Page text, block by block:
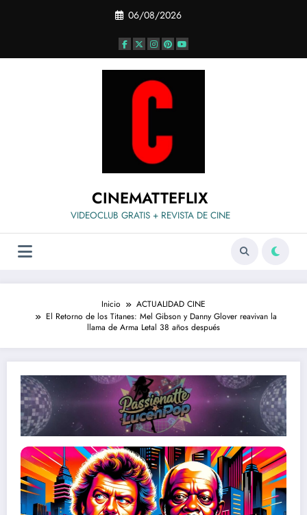
06/08/2026
CINEMATTEFLIX
VIDEOCLUB GRATIS + REVISTA DE CINE
Inicio
ACTUALIDAD CINE
El Retorno de los Titanes: Mel Gibson y Danny Glover reavivan la
llama de Arma Letal 38 años después